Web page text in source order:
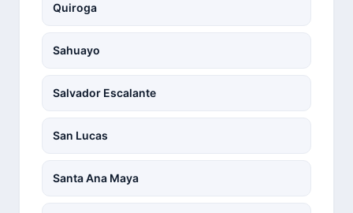
Quiroga
Sahuayo
Salvador Escalante
San Lucas
Santa Ana Maya